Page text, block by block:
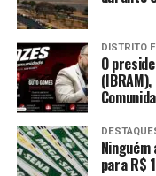
DISTRITO
O
para R$